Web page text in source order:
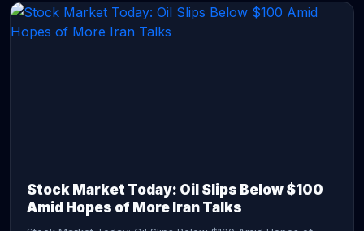
Stock Market Today: Oil Slips Below $100
Amid Hopes of More Iran Talks